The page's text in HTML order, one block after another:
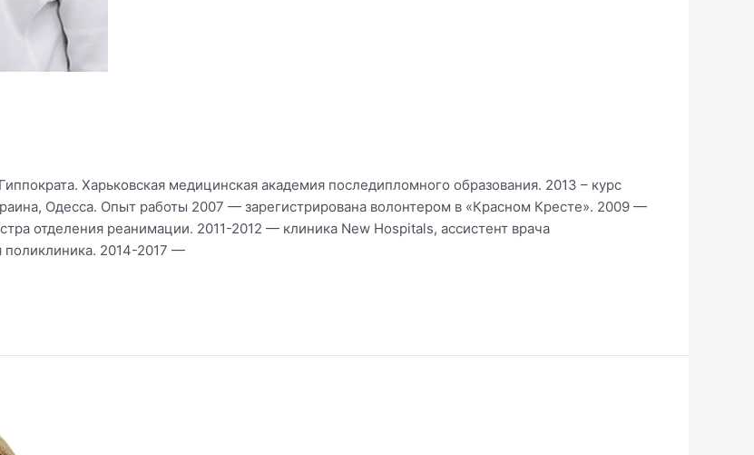
Харьковская медицинская академия последипломного образования. 2013 – курс
Одесса. Опыт работы 2007 — зарегистрирована волонтером в «Красном Кресте». 2009 —
отделения реанимации. 2011-2012 — клиника New Hospitals, ассистент врача
поликлиника. 2014-2017 —